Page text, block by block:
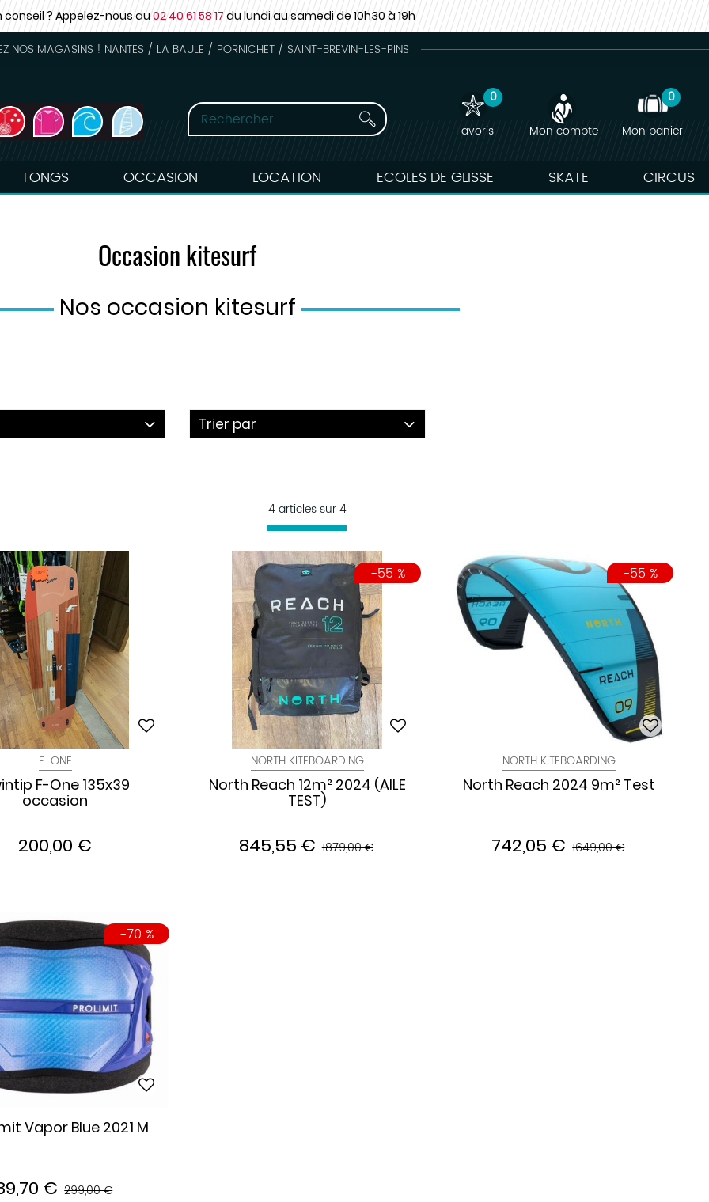
conseil ? Appelez-nous au02 40 61 58 17 du lundi au samedide 10h30 à 19h
NOS MAGASINS ! NANTES / LA BAULE / PORNICHET / SAINT-BREVIN-LES-PINS
0
Favoris
Mon compte
0
Mon panier
TONGS OCCASION LOCATION ECOLES DE GLISSE SKATE CIRCUS
Occasion kitesurf
Nos occasion kitesurf
Trier par
4 articles sur4
F-ONE
F-One 135x39
occasion
200,00 €
-55 %
NORTH KITEBOARDING
North Reach 12m² 2024 (AILE
TEST)
845,55 € 1879,00 €
-55 %
NORTH KITEBOARDING
North Reach 2024 9m² Test
742,05 € 1649,00 €
-70 %
Vapor Blue 2021 M
€ 299,00 €